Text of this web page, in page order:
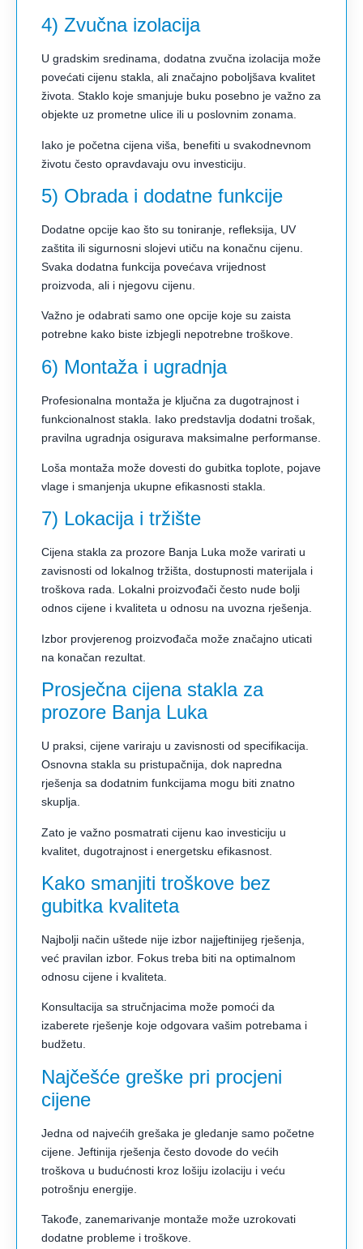
4) Zvučna izolacija
U gradskim sredinama, dodatna zvučna izolacija može
povećati cijenu stakla, ali značajno poboljšava kvalitet
života. Staklo koje smanjuje buku posebno je važno za
objekte uz prometne ulice ili u poslovnim zonama.
Iako je početna cijena viša, benefiti u svakodnevnom
životu često opravdavaju ovu investiciju.
5) Obrada i dodatne funkcije
Dodatne opcije kao što su toniranje, refleksija, UV
zaštita ili sigurnosni slojevi utiču na konačnu cijenu.
Svaka dodatna funkcija povećava vrijednost
proizvoda, ali i njegovu cijenu.
Važno je odabrati samo one opcije koje su zaista
potrebne kako biste izbjegli nepotrebne troškove.
6) Montaža i ugradnja
Profesionalna montaža je ključna za dugotrajnost i
funkcionalnost stakla. Iako predstavlja dodatni trošak,
pravilna ugradnja osigurava maksimalne performanse.
Loša montaža može dovesti do gubitka toplote, pojave
vlage i smanjenja ukupne efikasnosti stakla.
7) Lokacija i tržište
Cijena stakla za prozore Banja Luka može varirati u
zavisnosti od lokalnog tržišta, dostupnosti materijala i
troškova rada. Lokalni proizvođači često nude bolji
odnos cijene i kvaliteta u odnosu na uvozna rješenja.
Izbor provjerenog proizvođača može značajno uticati
na konačan rezultat.
Prosječna cijena stakla za
prozore Banja Luka
U praksi, cijene variraju u zavisnosti od specifikacija.
Osnovna stakla su pristupačnija, dok napredna
rješenja sa dodatnim funkcijama mogu biti znatno
skuplja.
Zato je važno posmatrati cijenu kao investiciju u
kvalitet, dugotrajnost i energetsku efikasnost.
Kako smanjiti troškove bez
gubitka kvaliteta
Najbolji način uštede nije izbor najjeftinijeg rješenja,
već pravilan izbor. Fokus treba biti na optimalnom
odnosu cijene i kvaliteta.
Konsultacija sa stručnjacima može pomoći da
izaberete rješenje koje odgovara vašim potrebama i
budžetu.
Najčešće greške pri procjeni
cijene
Jedna od najvećih grešaka je gledanje samo početne
cijene. Jeftinija rješenja često dovode do većih
troškova u budućnosti kroz lošiju izolaciju i veću
potrošnju energije.
Takođe, zanemarivanje montaže može uzrokovati
dodatne probleme i troškove.